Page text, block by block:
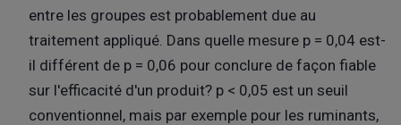
entre les groupes est probablement due au
traitement appliqué. Dans quelle mesure p = 0,04 est-
il différent de p = 0,06 pour conclure de façon fiable
sur l'efficacité d'un produit? p < 0,05 est un seuil
conventionnel, mais par exemple pour les ruminants,